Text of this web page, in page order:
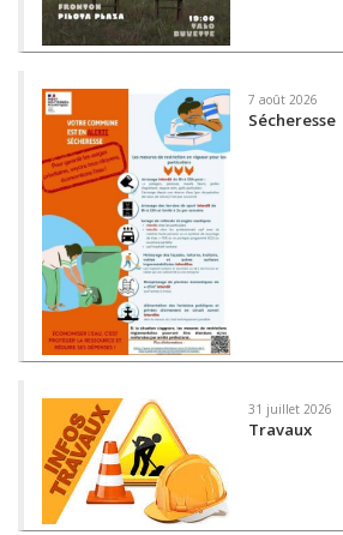
7 août 2026
Sécheresse
31 juillet 2026
Travaux